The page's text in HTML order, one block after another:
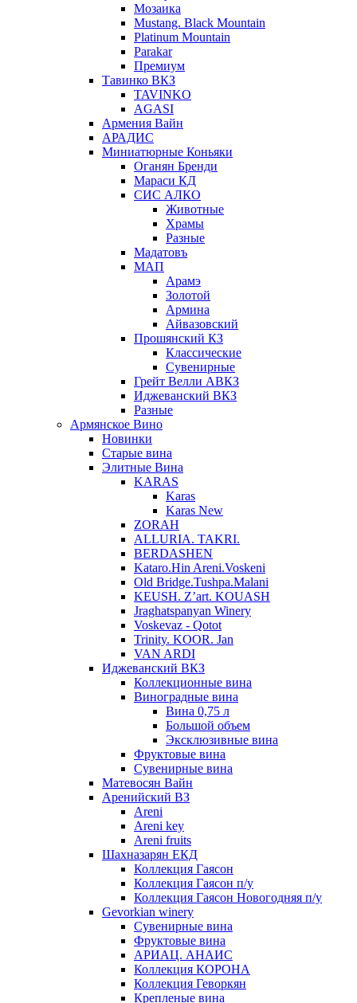
Мозаика
Mustang. Black Mountain
Platinum Mountain
Parakar
Премиум
Тавинко ВКЗ
TAVINKO
AGASI
Армения Вайн
АРАДИС
Миниатюрные Коньяки
Оганян Бренди
Мараси КД
СИС АЛКО
Животные
Храмы
Разные
Мадатовъ
МАП
Арамэ
Золотой
Армина
Айвазовский
Прошянский КЗ
Классические
Сувенирные
Грейт Велли АВКЗ
Иджеванский ВКЗ
Разные
Армянское Вино
Новинки
Старые вина
Элитные Вина
KARAS
Karas
Karas New
ZORAH
ALLURIA. TAKRI.
BERDASHEN
Kataro.Hin Areni.Voskeni
Old Bridge.Tushpa.Malani
KEUSH. Z’art. KOUASH
Jraghatspanyan Winery
Voskevaz - Qotot
Trinity. KOOR. Jan
VAN ARDI
Иджеванский ВКЗ
Коллекционные вина
Виноградные вина
Вина 0,75 л
Большой объем
Эксклюзивные вина
Фруктовые вина
Cувенирные вина
Матевосян Вайн
Аренийский ВЗ
Areni
Areni key
Areni fruits
Шахназарян ЕКД
Коллекция Гаясон
Коллекция Гаясон п/у
Коллекция Гаясон Новогодняя п/у
Gevorkian winery
Сувенирные вина
Фруктовые вина
АРИАЦ. АНАИС
Коллекция КОРОНА
Коллекция Геворкян
Крепленые вина